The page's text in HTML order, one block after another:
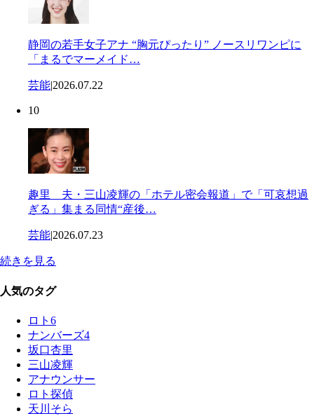
静岡の若手女子アナ “胸元ぴったり” ノースリワンピに
「まるでマーメイド…
芸能|2026.07.22
10
趣里 夫・三山凌輝の「ホテル密会報道」で「可哀想過
ぎる」集まる同情“産後…
芸能|2026.07.23
続きを見る
人気のタグ
ロト6
ナンバーズ4
坂口杏里
三山凌輝
アナウンサー
ロト探偵
天川そら